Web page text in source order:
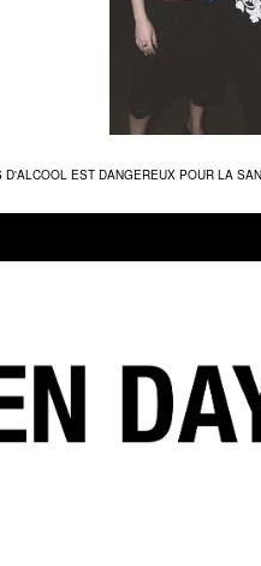
D'ALCOOL EST DANGEREUX POUR LA